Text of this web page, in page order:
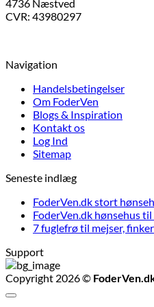
kan
vælges
4736 Næstved
CVR: 43980297
Navigation
Handelsbetingelser
Om FoderVen
Blogs & Inspiration
Kontakt os
Log Ind
Sitemap
Seneste indlæg
FoderVen.dk stort
FoderVen.dk hønsehus
7 fuglefrø til mejser,
Support
Copyright 2026 ©